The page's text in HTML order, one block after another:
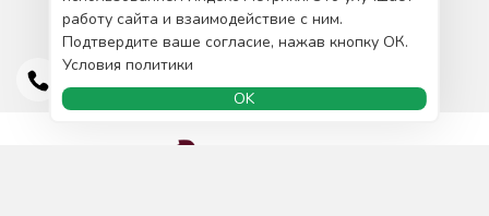
работу сайта и взаимодействие с ним.
Подтвердите ваше согласие, нажав кнопку ОК.
Условия политики
OK